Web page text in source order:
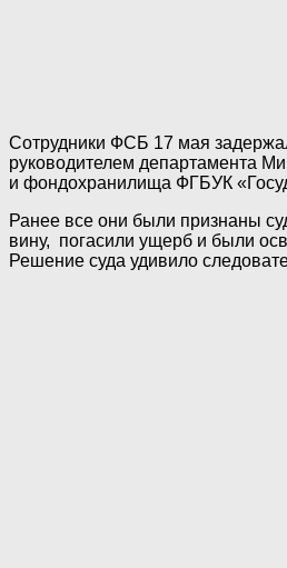
Сотрудники ФСБ 17 мая
руководителем департамента
и фондохранилища ФГБУК
Ранее все они были признаны
вину, погасили ущерб и были
Решение суда удивило